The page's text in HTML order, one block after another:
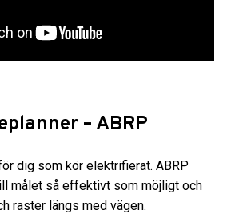
– ABRP
dig som kör elektrifierat. ABRP
målet så effektivt som möjligt och
raster längs med vägen.